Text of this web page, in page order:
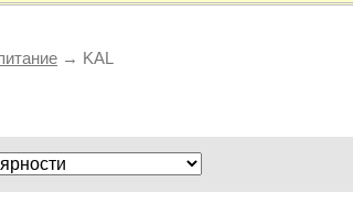
→ KAL